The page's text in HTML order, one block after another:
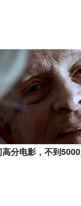
高分电影，不到